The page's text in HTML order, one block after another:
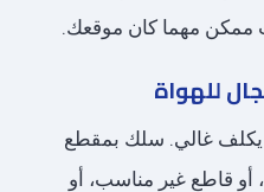
مهما كان موقعك.
للهواة
يكلف غالي. سلك بمقطع
أو قاطع غير مناسب، أو